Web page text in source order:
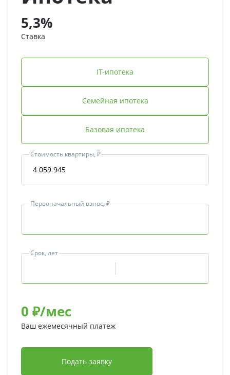
5,3%
Ставка
IT-ипотека
Семейная ипотека
Базовая ипотека
Стоимость квартиры, ₽
Первоначальный взнос, ₽
Срок, лет
0 ₽/мес
Ваш ежемесячный платеж
Подать заявку